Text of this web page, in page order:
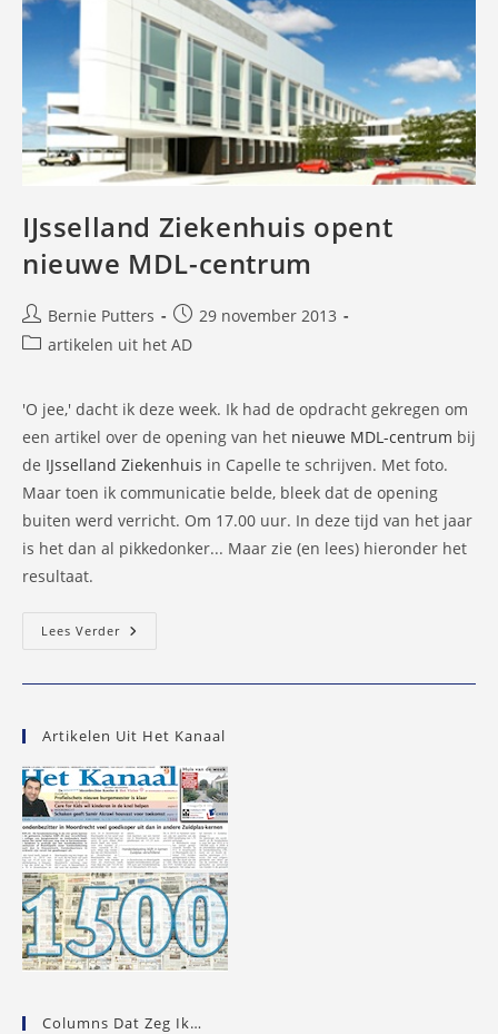
IJsselland Ziekenhuis opent
nieuwe MDL-centrum
Bericht
auteur:
Bernie Putters
Bericht
gepubliceerd
29 november 2013
Berichtcategorie:
artikelen uit het AD
'O jee,' dacht ik deze week. Ik had de opdracht gekregen om
een artikel over de opening van het nieuwe MDL-centrum bij
de IJsselland Ziekenhuis in Capelle te schrijven. Met foto.
Maar toen ik communicatie belde, bleek dat de opening
buiten werd verricht. Om 17.00 uur. In deze tijd van het jaar
is het dan al pikkedonker... Maar zie (en lees) hieronder het
resultaat.
Lees VerderIJsselland
Artikelen Uit Het Kanaal
Columns Dat Zeg Ik…